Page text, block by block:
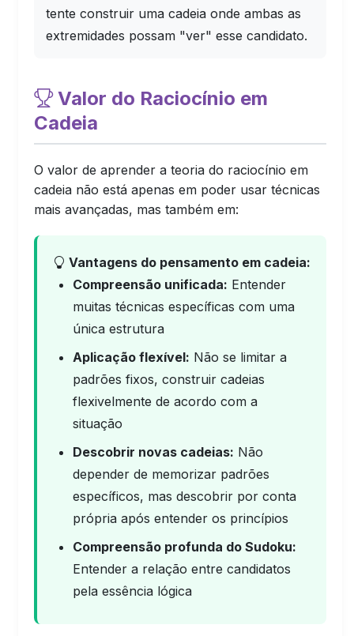
tente construir uma cadeia onde ambas as
extremidades possam "ver" esse candidato.
Valor do Raciocínio em
Cadeia
O valor de aprender a teoria do raciocínio em
cadeia não está apenas em poder usar técnicas
mais avançadas, mas também em:
Vantagens do pensamento em cadeia:
Compreensão unificada: Entender
muitas técnicas específicas com uma
única estrutura
Aplicação flexível: Não se limitar a
padrões fixos, construir cadeias
flexivelmente de acordo com a
situação
Descobrir novas cadeias: Não
depender de memorizar padrões
específicos, mas descobrir por conta
própria após entender os princípios
Compreensão profunda do Sudoku:
Entender a relação entre candidatos
pela essência lógica